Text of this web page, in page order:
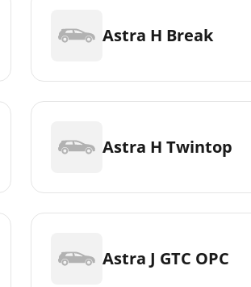
Astra H Break
Astra H Twintop
Astra J GTC OPC